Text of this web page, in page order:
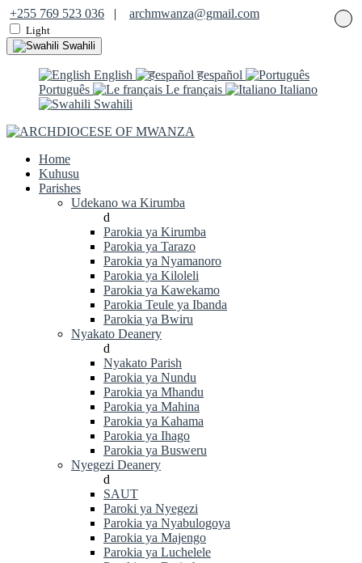
+255 769 523 036 | archmwanza@gmail.com
Light
Swahili
English
हespañol
Português
Le français
Italiano
Swahili
Home
Kuhusu
Parishes
Udekano wa Kirumba
d
Parokia ya Kirumba
Parokia ya Tarazo
Parokia ya Nyamanoro
Parokia ya Kiloleli
Parokia ya Kawekamo
Parokia Teule ya Ibanda
Parokia ya Bwiru
Nyakato Deanery
d
Nyakato Parish
Parokia ya Nundu
Parokia ya Mhandu
Parokia ya Mahina
Parokia ya Kahama
Parokia ya Ihago
Parokia ya Busweru
Nyegezi Deanery
d
SAUT
Paroki ya Nyegezi
Parokia ya Nyabulogoya
Parokia ya Majengo
Parokia ya Luchelele